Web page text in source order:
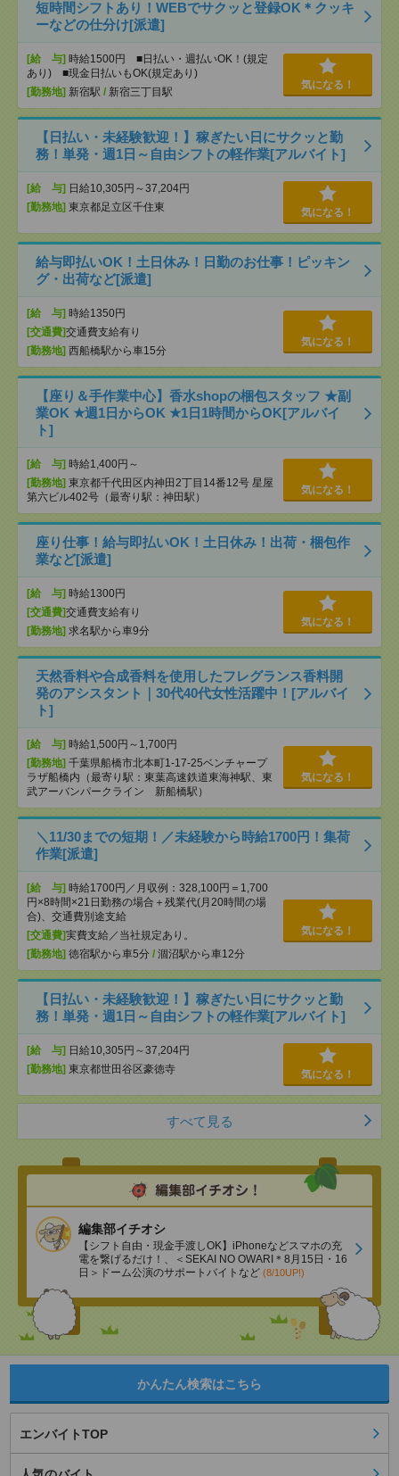
短時間シフトあり！WEBでサクッと登録OK＊クッキ
ーなどの仕分け[派遣]
[給 与] 時給1500円 ■日払い・週払いOK！(規定
あり) ■現金日払いもOK(規定あり)
[勤務地] 新宿駅 / 新宿三丁目駅
気になる！
【日払い・未経験歓迎！】稼ぎたい日にサクッと勤
務！単発・週1日～自由シフトの軽作業[アルバイト]
[給 与] 日給10,305円～37,204円
[勤務地] 東京都足立区千住東 気になる！
給与即払いOK！土日休み！日勤のお仕事！ピッキン
グ・出荷など[派遣]
[給 与] 時給1350円
[交通費]交通費支給有り
[勤務地] 西船橋駅から車15分
気になる！
【座り＆手作業中心】香水shopの梱包スタッフ ★副
業OK ★週1日からOK ★1日1時間からOK[アルバイ
ト]
[給 与] 時給1,400円～
[勤務地] 東京都千代田区内神田2丁目14番12号 星屋
第六ビル402号（最寄り駅：神田駅）
気になる！
座り仕事！給与即払いOK！土日休み！出荷・梱包作
業など[派遣]
[給 与] 時給1300円
[交通費]交通費支給有り
[勤務地] 求名駅から車9分
気になる！
天然香料や合成香料を使用したフレグランス香料開
発のアシスタント｜30代40代女性活躍中！[アルバイ
ト]
[給 与] 時給1,500円～1,700円
[勤務地] 千葉県船橋市北本町1-17-25ベンチャープ
ラザ船橋内（最寄り駅：東葉高速鉄道東海神駅、東
武アーバンパークライン 新船橋駅）
気になる！
＼11/30までの短期！／未経験から時給1700円！集荷
作業[派遣]
[給 与] 時給1700円／月収例：328,100円＝1,700
円×8時間×21日勤務の場合＋残業代(月20時間の場
合)、交通費別途支給
[交通費]実費支給／当社規定あり。
[勤務地] 徳宿駅から車5分 / 涸沼駅から車12分
気になる！
【日払い・未経験歓迎！】稼ぎたい日にサクッと勤
務！単発・週1日～自由シフトの軽作業[アルバイト]
[給 与] 日給10,305円～37,204円
[勤務地] 東京都世田谷区豪徳寺 気になる！
すべて見る
編集部イチオシ
【シフト自由・現金手渡しOK】iPhoneなどスマホの充
電を繋げるだけ！、＜SEKAI NO OWARI＊8月15日・16
日＞ドーム公演のサポートバイトなど (8/10UP!)
かんたん検索はこちら
エンバイトTOP